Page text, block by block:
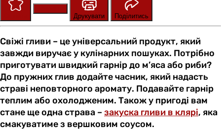
Друкувати
Поділитись
Свіжі гливи – це універсальний продукт, який
завжди виручає у кулінарних пошуках. Потрібно
приготувати швидкий гарнір до м’яса або риби?
До пружних глив додайте часник, який надасть
страві неповторного аромату. Подавайте гарнір
теплим або охолодженим. Також у пригоді вам
стане ще одна страва –закуска гливи в клярі, яка
смакуватиме з вершковим соусом.